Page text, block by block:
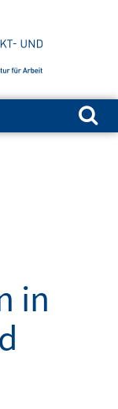
Suchen nach:
in